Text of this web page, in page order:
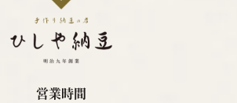
営業時間